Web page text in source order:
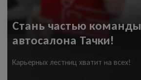
Стань частью команды
автосалона Тачки!
Карьерных лестниц хватит на всех!